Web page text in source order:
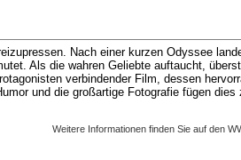
Nach einer kurzen Odyssee
Als die wahren Geliebte auftaucht,
verbindender Film, dessen
und die großartige Fotografie fügen dies
Weitere Informationen finden Sie auf den